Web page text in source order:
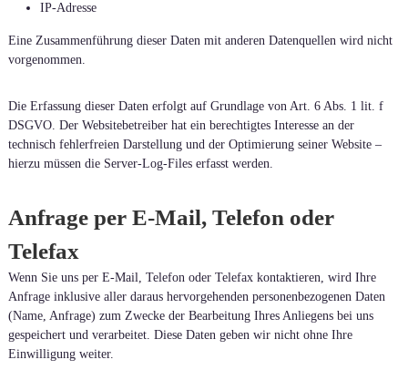
IP-Adresse
Eine Zusammenführung dieser Daten mit anderen Datenquellen wird nicht
vorgenommen.
Die Erfassung dieser Daten erfolgt auf Grundlage von Art. 6 Abs. 1 lit. f
DSGVO. Der Websitebetreiber hat ein berechtigtes Interesse an der
technisch fehlerfreien Darstellung und der Optimierung seiner Website –
hierzu müssen die Server-Log-Files erfasst werden.
Anfrage per E-Mail, Telefon oder
Telefax
Wenn Sie uns per E-Mail, Telefon oder Telefax kontaktieren, wird Ihre
Anfrage inklusive aller daraus hervorgehenden personenbezogenen Daten
(Name, Anfrage) zum Zwecke der Bearbeitung Ihres Anliegens bei uns
gespeichert und verarbeitet. Diese Daten geben wir nicht ohne Ihre
Einwilligung weiter.